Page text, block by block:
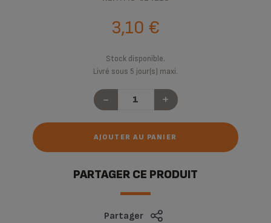
3,10 €
Stock disponible.
Livré sous 5 jour(s) maxi.
- +
AJOUTER AU PANIER
PARTAGER CE PRODUIT
Partager